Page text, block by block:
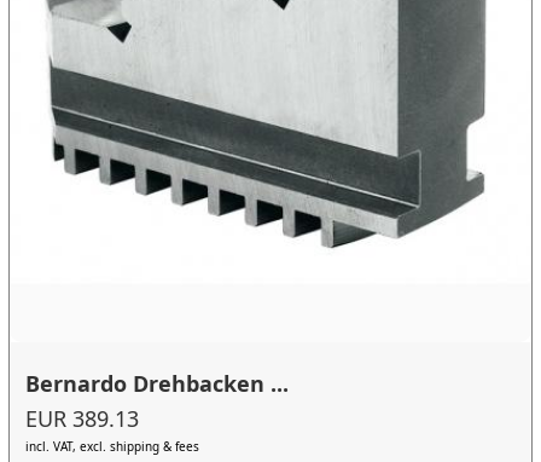
Bernardo Drehbacken ...
EUR 389.13
incl. VAT, excl. shipping & fees